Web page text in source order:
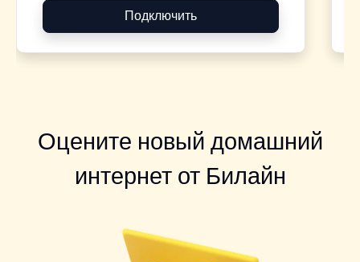
Подключить
Оцените новый домашний
интернет от Билайн